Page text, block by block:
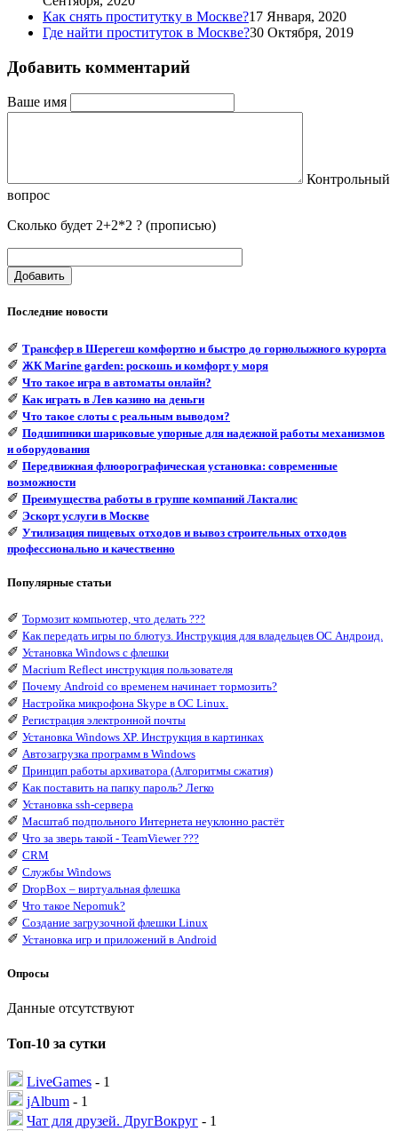
Как снять проститутку в Москве?17 Января, 2020
Где найти проституток в Москве?30 Октября, 2019
Добавить комментарий
Ваше имя
Контрольный
вопрос
Сколько будет 2+2*2 ? (прописью)
Добавить
Последние новости
✐ Трансфер в Шерегеш комфортно и быстро до горнолыжного курорта
✐ ЖК Marine garden: роскошь и комфорт у моря
✐ Что такое игра в автоматы онлайн?
✐ Как играть в Лев казино на деньги
✐ Что такое слоты с реальным выводом?
✐ Подшипники шариковые упорные для надежной работы механизмов
и оборудования
✐ Передвижная флюорографическая установка: современные
возможности
✐ Преимущества работы в группе компаний Лакталис
✐ Эскорт услуги в Москве
✐ Утилизация пищевых отходов и вывоз строительных отходов
профессионально и качественно
Популярные статьи
✐ Тормозит компьютер, что делать ???
✐ Как передать игры по блютуз. Инструкция для владельцев ОС Андроид.
✐ Установка Windows с флешки
✐ Macrium Reflect инструкция пользователя
✐ Почему Android со временем начинает тормозить?
✐ Настройка микрофона Skype в ОС Linux.
✐ Регистрация электронной почты
✐ Установка Windows XP. Инструкция в картинках
✐ Автозагрузка программ в Windows
✐ Принцип работы архиватора (Алгоритмы сжатия)
✐ Как поставить на папку пароль? Легко
✐ Установка ssh-сервера
✐ Масштаб подпольного Интернета неуклонно растёт
✐ Что за зверь такой - TeamViewer ???
✐ CRM
✐ Службы Windows
✐ DropBox – виртуальная флешка
✐ Что такое Nepomuk?
✐ Создание загрузочной флешки Linux
✐ Установка игр и приложений в Android
Опросы
Данные отсутствуют
Топ-10 за сутки
LiveGames - 1
jAlbum - 1
Чат для друзей. ДругВокруг - 1